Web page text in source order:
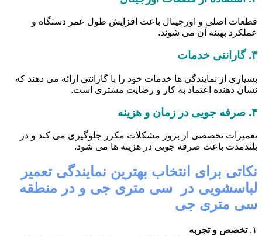
قطعات اصلی و اورجینال باعث افزایش طول عمر دستگاه و
عملکرد بهینه آن می شوند.
۳. گارانتی خدمات
بسیاری از نمایندگی ها خدمات خود را با گارانتی ارائه می دهند که
نشان دهنده اعتماد به کار و رضایت مشتری است.
۴. صرفه جویی در زمان و هزینه
تعمیرات تخصصی از بروز مشکلات مکرر جلوگیری می کند و در
بلندمدت باعث صرفه جویی در هزینه ها می شود.
نکاتی برای انتخاب بهترین نمایندگی تعمیر
لباسشویی در سی متری جی و در منطقه
سی متری جی
۱. تخصص و تجربه